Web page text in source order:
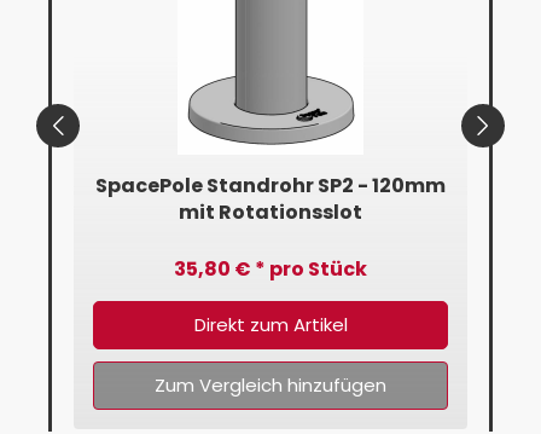
SpacePole Standrohr SP2 - 120mm
mit Rotationsslot
35,80 € * pro Stück
Direkt zum Artikel
Zum Vergleich hinzufügen